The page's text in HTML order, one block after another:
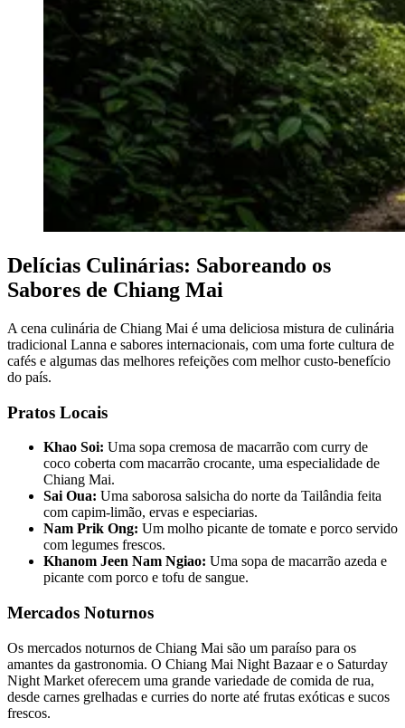
Delícias Culinárias: Saboreando os
Sabores de Chiang Mai
A cena culinária de Chiang Mai é uma deliciosa mistura de culinária
tradicional Lanna e sabores internacionais, com uma forte cultura de
cafés e algumas das melhores refeições com melhor custo-benefício
do país.
Pratos Locais
Khao Soi: Uma sopa cremosa de macarrão com curry de
coco coberta com macarrão crocante, uma especialidade de
Chiang Mai.
Sai Oua: Uma saborosa salsicha do norte da Tailândia feita
com capim-limão, ervas e especiarias.
Nam Prik Ong: Um molho picante de tomate e porco servido
com legumes frescos.
Khanom Jeen Nam Ngiao: Uma sopa de macarrão azeda e
picante com porco e tofu de sangue.
Mercados Noturnos
Os mercados noturnos de Chiang Mai são um paraíso para os
amantes da gastronomia. O Chiang Mai Night Bazaar e o Saturday
Night Market oferecem uma grande variedade de comida de rua,
desde carnes grelhadas e curries do norte até frutas exóticas e sucos
frescos.